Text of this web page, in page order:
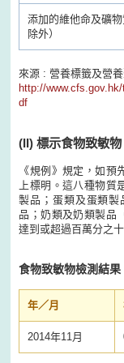
添加的維他命及礦
除外）
來源 : 營養標籤及營
http://
df
(II)標示食物致敏物
《規例》規定，如
上標明。這八種物質
製品；蛋類及蛋類
品；奶類及奶類製品
達到或超過百萬分之
食物致敏物檢測結果
年／月
2014年11月